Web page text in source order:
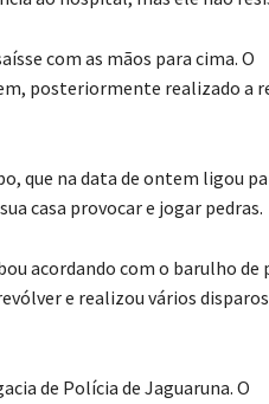
com as mãos para cima. O
posteriormente realizado a
que na data de ontem ligou
casa provocar e jogar pedras.
acordando com o barulho de
e realizou vários
de Polícia de Jaguaruna. O